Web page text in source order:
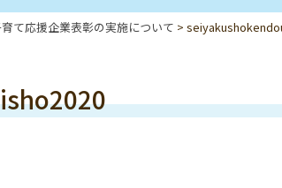
て応援企業表彰の実施について >